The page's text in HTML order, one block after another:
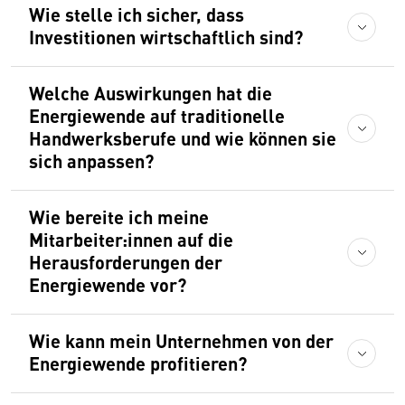
Wie stelle ich sicher, dass
Investitionen wirtschaftlich sind?
Welche Auswirkungen hat die
Energiewende auf traditionelle
Handwerksberufe und wie können sie
sich anpassen?
Wie bereite ich meine
Mitarbeiter:innen auf die
Herausforderungen der
Energiewende vor?
Wie kann mein Unternehmen von der
Energiewende profitieren?